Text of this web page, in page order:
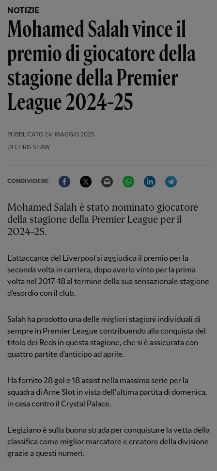
NOTIZIE
Mohamed Salah vince il
premio di giocatore della
stagione della Premier
League 2024-25
PUBBLICATO 24º MAGGIO 2025
DI CHRIS SHAW
CONDIVIDERE
FacebookTwitter Email WhatsAppLinkedIn
Mohamed Salah è stato nominato giocatore
della stagione della Premier League per il
2024-25.
L'attaccante del Liverpool si aggiudica il premio per la
seconda volta in carriera, dopo averlo vinto per la prima
volta nel 2017-18 al termine della sua sensazionale stagione
d'esordio con il club.
Salah ha prodotto una delle migliori stagioni individuali di
sempre in Premier League contribuendo alla conquista del
titolo dei Reds in questa stagione, che si è assicurata con
quattro partite d'anticipo ad aprile.
Ha fornito 28 gol e 18 assist nella massima serie per la
squadra di Arne Slot in vista dell'ultima partita di domenica,
in casa contro il Crystal Palace.
L'egiziano è sulla buona strada per conquistare la vetta della
classifica come miglior marcatore e creatore della divisione
grazie a questi numeri.